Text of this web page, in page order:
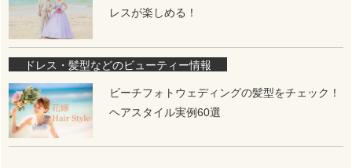
レスが楽しめる！
ドレス・髪型などのビューティー情報
ビーチフォトウェディングの髪型をチェック！
ヘアスタイル実例60選